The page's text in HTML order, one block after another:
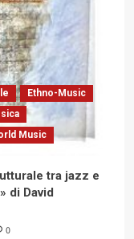
Ethno-Music
Music
tra jazz e
di David
0